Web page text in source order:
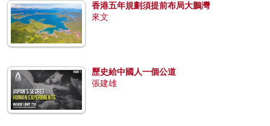
香港五年規劃須提前布局大鵬灣
來文
歷史給中國人一個公道
張建雄